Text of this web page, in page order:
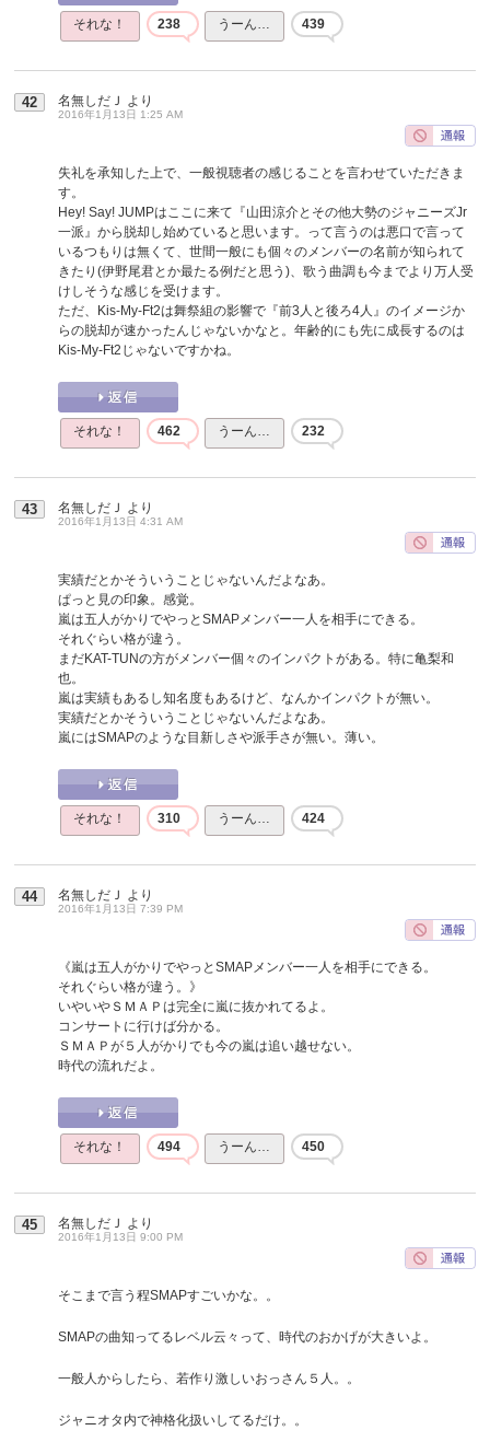
それな！ 238 うーん… 439
42 名無しだＪ より
2016年1月13日 1:25 AM
失礼を承知した上で、一般視聴者の感じることを言わせていただきま
す。
Hey! Say! JUMPはここに来て『山田涼介とその他大勢のジャニーズJr
一派』から脱却し始めていると思います。って言うのは悪口で言って
いるつもりは無くて、世間一般にも個々のメンバーの名前が知られて
きたり(伊野尾君とか最たる例だと思う)、歌う曲調も今までより万人受
けしそうな感じを受けます。
ただ、Kis-My-Ft2は舞祭組の影響で『前3人と後ろ4人』のイメージか
らの脱却が速かったんじゃないかなと。年齢的にも先に成長するのは
Kis-My-Ft2じゃないですかね。
それな！ 462 うーん… 232
43 名無しだＪ より
2016年1月13日 4:31 AM
実績だとかそういうことじゃないんだよなあ。
ぱっと見の印象。感覚。
嵐は五人がかりでやっとSMAPメンバー一人を相手にできる。
それぐらい格が違う。
まだKAT-TUNの方がメンバー個々のインパクトがある。特に亀梨和
也。
嵐は実績もあるし知名度もあるけど、なんかインパクトが無い。
実績だとかそういうことじゃないんだよなあ。
嵐にはSMAPのような目新しさや派手さが無い。薄い。
それな！ 310 うーん… 424
44 名無しだＪ より
2016年1月13日 7:39 PM
《嵐は五人がかりでやっとSMAPメンバー一人を相手にできる。
それぐらい格が違う。》
いやいやＳＭＡＰは完全に嵐に抜かれてるよ。
コンサートに行けば分かる。
ＳＭＡＰが５人がかりでも今の嵐は追い越せない。
時代の流れだよ。
それな！ 494 うーん… 450
45 名無しだＪ より
2016年1月13日 9:00 PM
そこまで言う程SMAPすごいかな。。
SMAPの曲知ってるレベル云々って、時代のおかげが大きいよ。
一般人からしたら、若作り激しいおっさん５人。。
ジャニオタ内で神格化扱いしてるだけ。。